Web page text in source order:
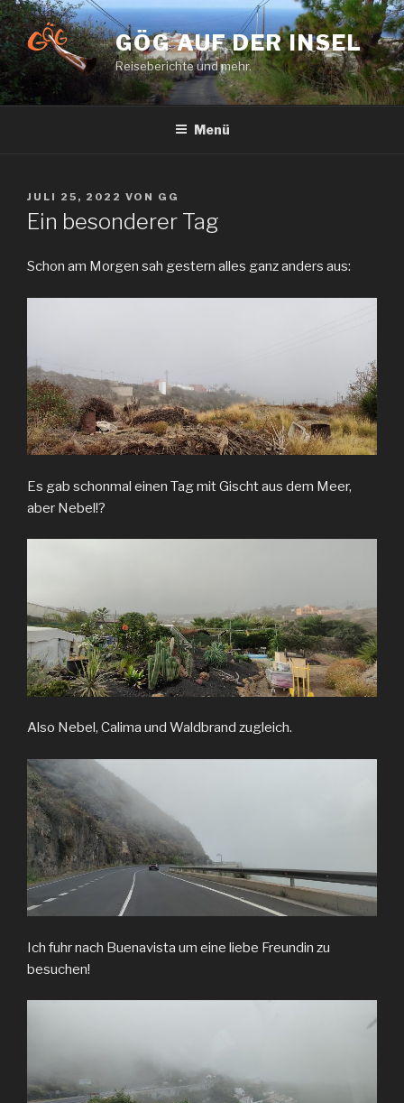
Zum
Inhalt
springen
GÖG AUF DER INSEL
Reiseberichte und mehr.
Menü
VERÖFFENTLICHT
AM
JULI 25, 2022 VON GG
Ein besonderer Tag
Schon am Morgen sah gestern alles ganz anders aus:
Es gab schonmal einen Tag mit Gischt aus dem Meer,
aber Nebel!?
Also Nebel, Calima und Waldbrand zugleich.
Ich fuhr nach Buenavista um eine liebe Freundin zu
besuchen!